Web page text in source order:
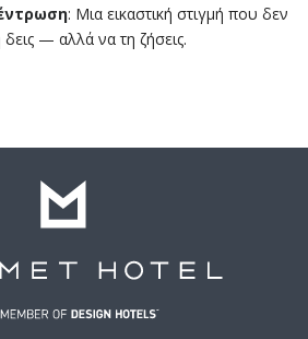
: Μια εικαστική στιγμή που δεν
— αλλά να τη ζήσεις.